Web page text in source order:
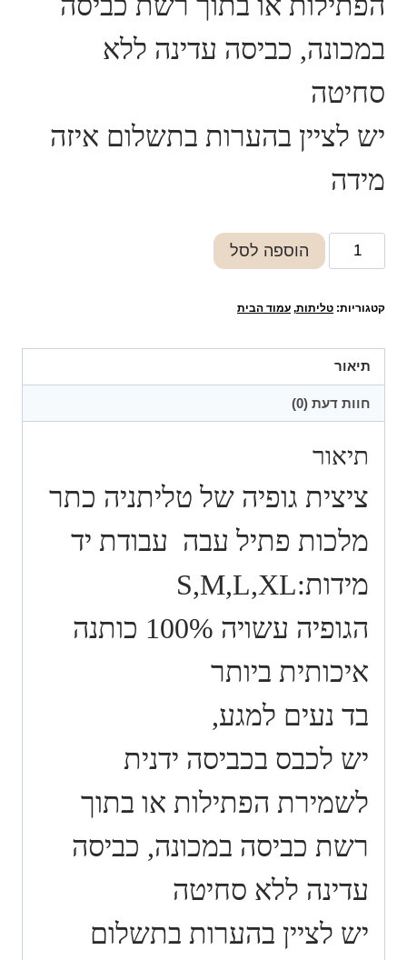
במכונה, כביסה עדינה ללא
סחיטה
יש לציין בהערות בתשלום איזה
מידה
כמות
של
גופיה
עבה
עבודת
הוספה לסל
קטגוריות: טליתות, עמוד הבית
תיאור
חוות דעת (0)
תיאור
ציצית גופיה של טליתניה כתר
מלכות פתיל עבה עבודת יד
מידות:S,M,L,XL
הגופיה עשויה 100% כותנה
איכותית ביותר
בד נעים למגע,
יש לכבס בכביסה ידנית
לשמירת הפתילות או בתוך
רשת כביסה במכונה, כביסה
עדינה ללא סחיטה
יש לציין בהערות בתשלום